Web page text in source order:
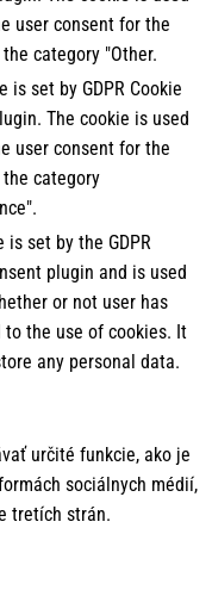
user consent for the
category "Other.
is set by GDPR Cookie
The cookie is used
user consent for the
category
is set by the GDPR
plugin and is used
or not user has
to the use of cookies. It
any personal data.
určité funkcie, ako je
sociálnych médií,
tretích strán.